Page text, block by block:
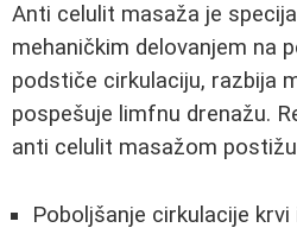
Anti celulit masaža je
mehaničkim delovanjem na
podstiče cirkulaciju, razbija
pospešuje limfnu drenažu.
anti celulit masažom
Poboljšanje cirkulacije